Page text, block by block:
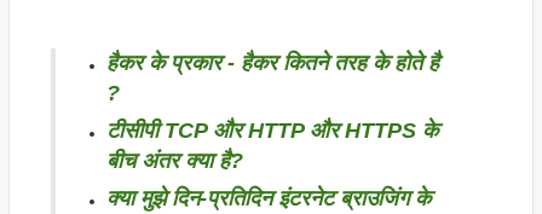
हैकर के प्रकार - हैकर कितने तरह के होते है
?
टीसीपी TCP और HTTP और HTTPS के
बीच अंतर क्या है?
क्या मुझे दिन-प्रतिदिन इंटरनेट ब्राउजिंग के